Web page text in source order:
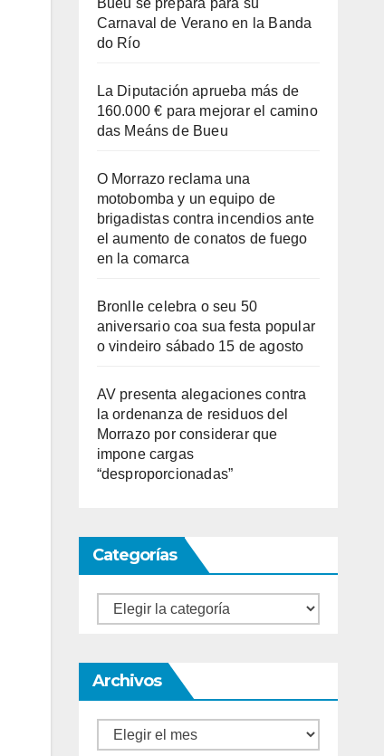
Carnaval de Verano en la Banda
do Río
La Diputación aprueba más de
160.000 € para mejorar el camino
das Meáns de Bueu
O Morrazo reclama una
motobomba y un equipo de
brigadistas contra incendios ante
el aumento de conatos de fuego
en la comarca
Bronlle celebra o seu 50
aniversario coa sua festa popular
o vindeiro sábado 15 de agosto
AV presenta alegaciones contra
la ordenanza de residuos del
Morrazo por considerar que
impone cargas
“desproporcionadas”
Categorías
Categorías
Archivos
Archivos